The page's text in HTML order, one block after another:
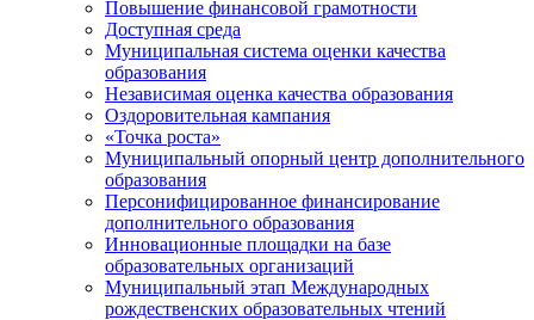
Повышение финансовой грамотности
Доступная среда
Муниципальная система оценки качества
образования
Независимая оценка качества образования
Оздоровительная кампания
«Точка роста»
Муниципальный опорный центр дополнительного
образования
Персонифицированное финансирование
дополнительного образования
Инновационные площадки на базе
образовательных организаций
Муниципальный этап Международных
рождественских образовательных чтений